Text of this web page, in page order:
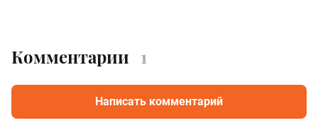
Комментарии 1
Написать комментарий